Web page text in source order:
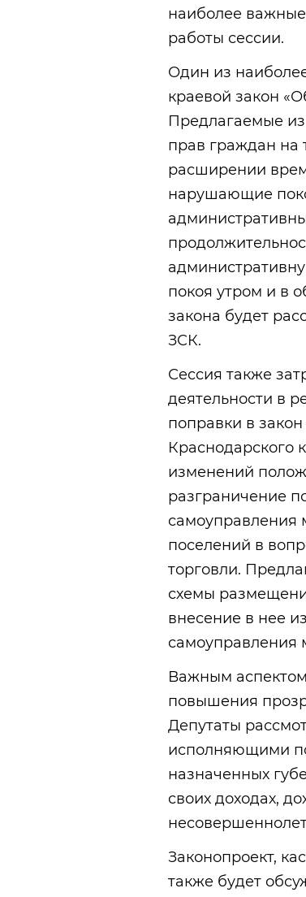
наиболее
работы сессии.
Один из
краевой закон
Предлагаемые
прав граждан на
расширении
нарушающие
покоя утром и в
закона будет
ЗСК.
Сессия также
деятельности в
поправки в
Краснодарского
изменений
разграничение
самоуправления
поселений в
торговли.
схемы
внесение в нее
самоуправления
Важным
повышения
Депутаты
исполняющими
назначенных
своих доходах,
Законопроект,
также будет